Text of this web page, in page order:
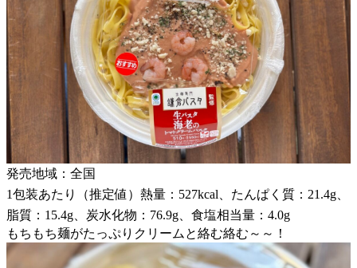
発売地域：全国
1包装あたり（推定値）熱量：527kcal、たんぱく質：21.4g、
脂質：15.4g、炭水化物：76.9g、食塩相当量：4.0g
もちもち麺がたっぷりクリームと絡む絡む～～！